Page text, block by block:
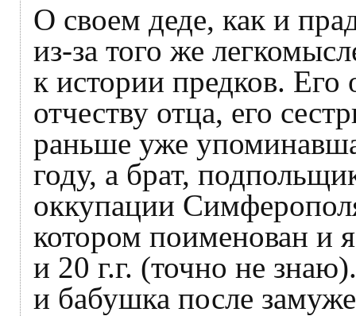
О своем деде, как и
из-за того же
к истории предков. Его
отчеству отца, его
раньше уже
году, а брат,
оккупации
котором поименован и
и 20 г.г. (точно не
и бабушка после